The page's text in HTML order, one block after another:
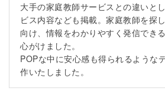
大手の家庭教師サービスとの違いと
ビス内容なども掲載。家庭教師を探
向け、情報をわかりやすく発信でき
心がけました。
POPな中に安心感も得られるような
作いたしました。